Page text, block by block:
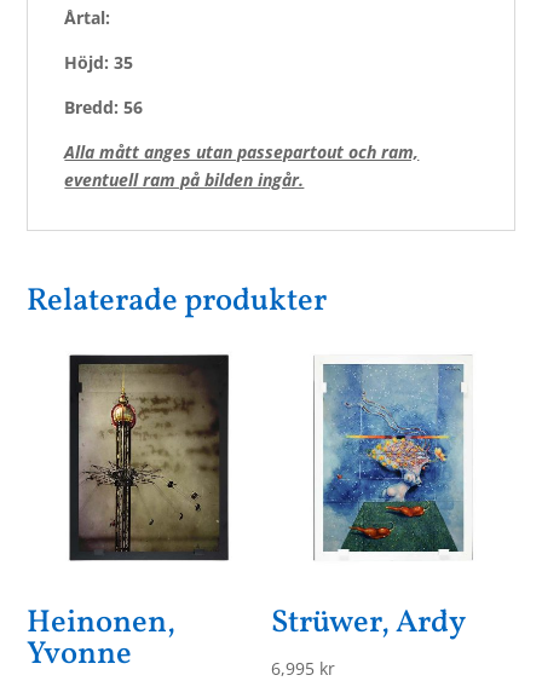
Årtal:
Höjd: 35
Bredd: 56
Alla mått anges utan passepartout och ram,
eventuell ram på bilden ingår.
Relaterade produkter
Heinonen,
Yvonne
Strüwer, Ardy
6,995 kr